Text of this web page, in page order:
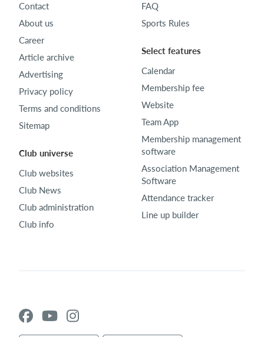
Contact
About us
Career
Article archive
Advertising
Privacy policy
Terms and conditions
Sitemap
Club universe
Club websites
Club News
Club administration
Club info
FAQ
Sports Rules
Select features
Calendar
Membership fee
Website
Team App
Membership management
software
Association Management
Software
Attendance tracker
Line up builder